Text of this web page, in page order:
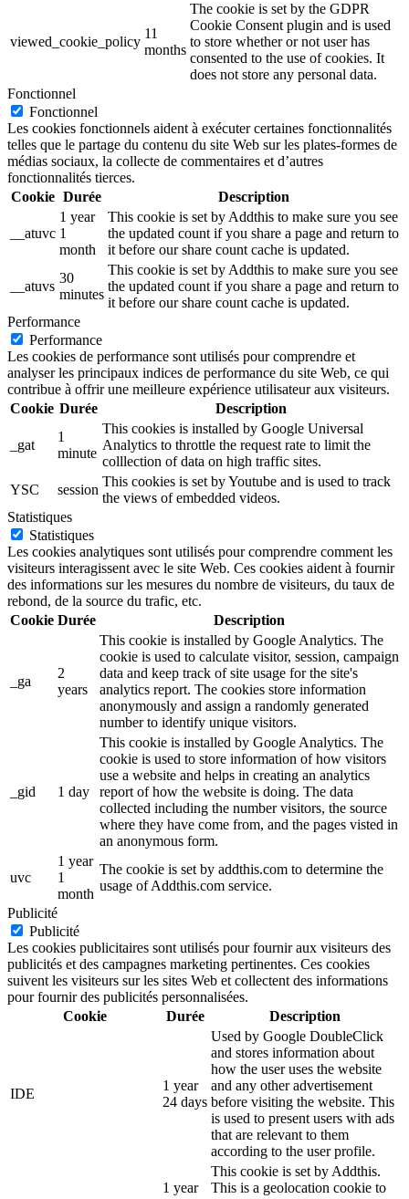
viewed_cookie_policy
11
months
The cookie is set by the GDPR
Cookie Consent plugin and is used
to store whether or not user has
consented to the use of cookies. It
does not store any personal data.
Fonctionnel
Fonctionnel
Les cookies fonctionnels aident à exécuter certaines fonctionnalités
telles que le partage du contenu du site Web sur les plates-formes de
médias sociaux, la collecte de commentaires et d’autres
fonctionnalités tierces.
Cookie Durée Description
__atuvc
1 year
1
month
This cookie is set by Addthis to make sure you see
the updated count if you share a page and return to
it before our share count cache is updated.
__atuvs
30
minutes
This cookie is set by Addthis to make sure you see
the updated count if you share a page and return to
it before our share count cache is updated.
Performance
Performance
Les cookies de performance sont utilisés pour comprendre et
analyser les principaux indices de performance du site Web, ce qui
contribue à offrir une meilleure expérience utilisateur aux visiteurs.
Cookie Durée Description
_gat
1
minute
This cookies is installed by Google Universal
Analytics to throttle the request rate to limit the
colllection of data on high traffic sites.
YSC
session
This cookies is set by Youtube and is used to track
the views of embedded videos.
Statistiques
Statistiques
Les cookies analytiques sont utilisés pour comprendre comment les
visiteurs interagissent avec le site Web. Ces cookies aident à fournir
des informations sur les mesures du nombre de visiteurs, du taux de
rebond, de la source du trafic, etc.
Cookie Durée Description
_ga
2
years
This cookie is installed by Google Analytics. The
cookie is used to calculate visitor, session, campaign
data and keep track of site usage for the site's
analytics report. The cookies store information
anonymously and assign a randomly generated
number to identify unique visitors.
_gid 1 day
This cookie is installed by Google Analytics. The
cookie is used to store information of how visitors
use a website and helps in creating an analytics
report of how the website is doing. The data
collected including the number visitors, the source
where they have come from, and the pages visted in
an anonymous form.
uvc
1 year
1
month
The cookie is set by addthis.com to determine the
usage of Addthis.com service.
Publicité
Publicité
Les cookies publicitaires sont utilisés pour fournir aux visiteurs des
publicités et des campagnes marketing pertinentes. Ces cookies
suivent les visiteurs sur les sites Web et collectent des informations
pour fournir des publicités personnalisées.
Cookie
Durée Description
IDE
1 year
24 days
Used by Google DoubleClick
and stores information about
how the user uses the website
and any other advertisement
before visiting the website. This
is used to present users with ads
that are relevant to them
according to the user profile.
1 year
This cookie is set by Addthis.
This is a geolocation cookie to